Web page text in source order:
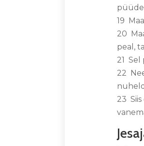
19
20
peal,
21
22
23